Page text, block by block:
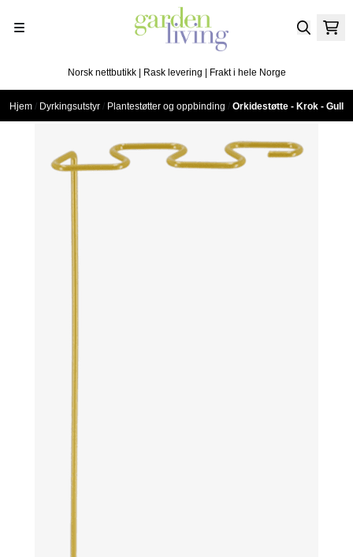
Norsk nettbutikk | Rask levering | Frakt i hele Norge
Hjem / Dyrkingsutstyr / Plantestøtter og oppbinding / Orkidestøtte - Krok - Gull